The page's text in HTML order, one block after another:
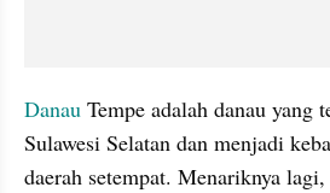
Danau Tempe adalah danau yang
Sulawesi Selatan dan menjadi
daerah setempat. Menariknya